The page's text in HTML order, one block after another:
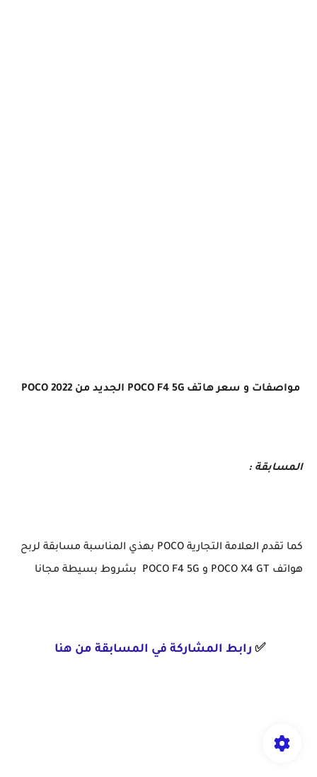
مواصفات و سعر هاتف POCO F4 5G الجديد من POCO 2022
المسابقة :
كما تقدم العلامة التجارية POCO بهذي المناسبة مسابقة لربح
هواتف POCO X4 GT و POCO F4 5G بشروط بسيطة مجانا
✅ رابط المشاركة في المسابقة من هنا